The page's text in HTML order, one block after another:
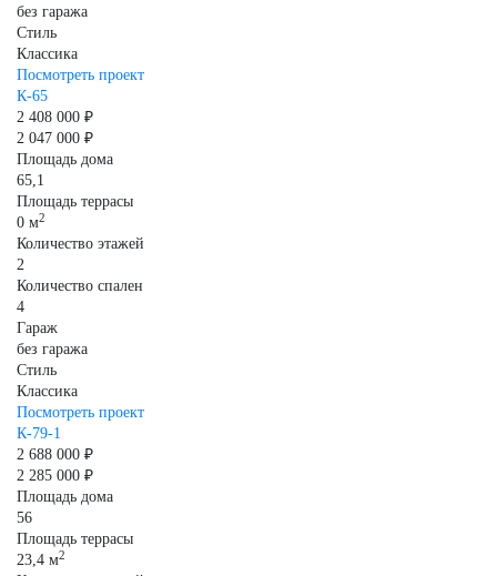
без гаража
Стиль
Классика
Посмотреть проект
К-65
2 408 000 ₽
2 047 000 ₽
Площадь дома
65,1
Площадь террасы
0 м2
Количество этажей
2
Количество спален
4
Гараж
без гаража
Стиль
Классика
Посмотреть проект
К-79-1
2 688 000 ₽
2 285 000 ₽
Площадь дома
56
Площадь террасы
23,4 м2